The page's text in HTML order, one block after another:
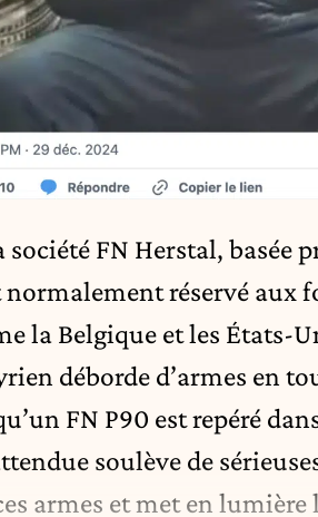
FN Herstal, basée
réservé aux
la Belgique et les États-
déborde d’armes en
FN P90 est repéré
soulève de
armes et met en lumière